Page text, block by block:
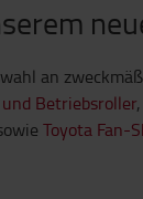
an
Betriebsroller,
Toyota Fan-